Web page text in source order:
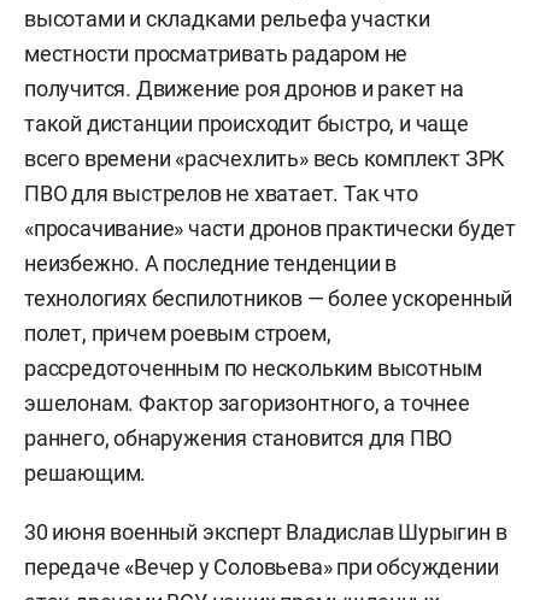
высотами и складками рельефа участки
местности просматривать радаром не
получится. Движение роя дронов и ракет на
такой дистанции происходит быстро, и чаще
всего времени «расчехлить» весь комплект ЗРК
ПВО для выстрелов не хватает. Так что
«просачивание» части дронов практически будет
неизбежно. А последние тенденции в
технологиях беспилотников — более ускоренный
полет, причем роевым строем,
рассредоточенным по нескольким высотным
эшелонам. Фактор загоризонтного, а точнее
раннего, обнаружения становится для ПВО
решающим.
30 июня военный эксперт Владислав Шурыгин в
передаче «Вечер у Соловьева» при обсуждении